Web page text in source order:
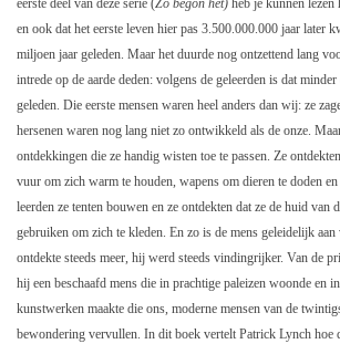
eerste deel van deze serie (Zo begon het) heb je kunnen lezen
en ook dat het eerste leven hier pas 3.500.000.000 jaar later
miljoen jaar geleden. Maar het duurde nog ontzettend lang
intrede op de aarde deden: volgens de geleerden is dat
geleden. Die eerste mensen waren heel anders dan wij: ze
hersenen waren nog lang niet zo ontwikkeld als de onze.
ontdekkingen die ze handig wisten toe te passen. Ze
vuur om zich warm te houden, wapens om dieren te doden
leerden ze tenten bouwen en ze ontdekten dat ze de huid van
gebruiken om zich te kleden. En zo is de mens geleidelijk
ontdekte steeds meer, hij werd steeds vindingrijker. Van de
hij een beschaafd mens die in prachtige paleizen woonde en
kunstwerken maakte die ons, moderne mensen van de
bewondering vervullen. In dit boek vertelt Patrick Lynch hoe